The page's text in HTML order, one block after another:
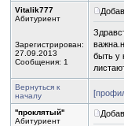
Vitalik777
Абитуриент
Зарегистрирован:
27.09.2013
Сообщения: 1
быть у
Вернуться к
началу
''проклятый''
Абитуриент